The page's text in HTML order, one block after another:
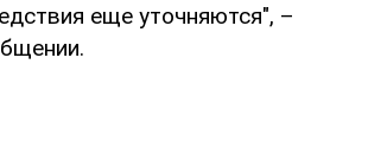
еще уточняются", –